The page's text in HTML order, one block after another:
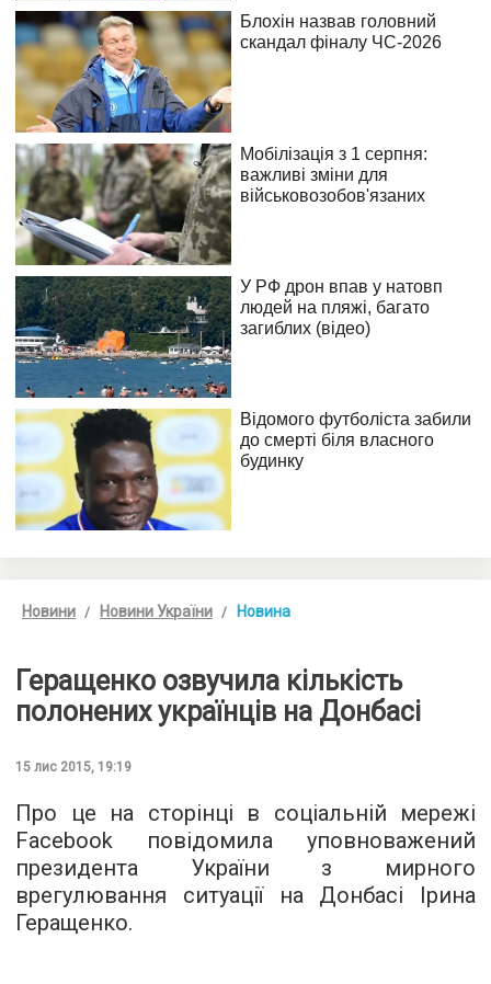
Новини Новини України Новина
Геращенко озвучила кількість
полонених українців на Донбасі
15 лис 2015, 19:19
Про це на сторінці в соціальній мережі
Facebook повідомила уповноважений
президента України з мирного
врегулювання ситуації на Донбасі Ірина
Геращенко.